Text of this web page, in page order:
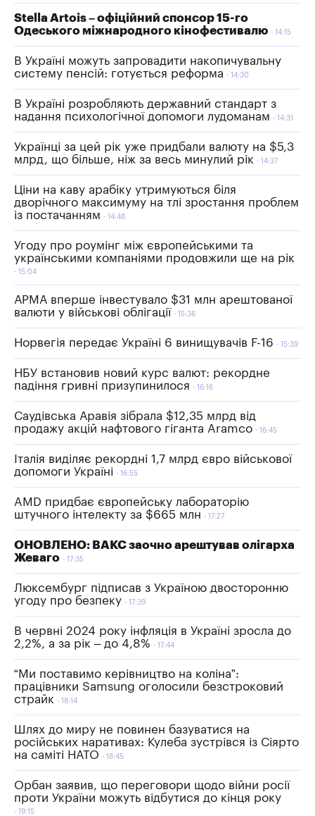
Stella Artois – офіційний спонсор 15-го
Одеського міжнародного кінофестивалю
14:15
В Україні можуть запровадити накопичувальну
систему пенсій: готується реформа
14:30
В Україні розробляють державний стандарт з
надання психологічної допомоги лудоманам
14:31
Українці за цей рік уже придбали валюту на $5,3
млрд, що більше, ніж за весь минулий рік
14:37
Ціни на каву арабіку утримуються біля
дворічного максимуму на тлі зростання проблем
із постачанням
14:48
Угоду про роумінг між європейськими та
українськими компаніями продовжили ще на рік
15:04
АРМА вперше інвестувало $31 млн арештованої
валюти у військові облігації
15:36
Норвегія передає Україні 6 винищувачів F-16 15:39
НБУ встановив новий курс валют: рекордне
падіння гривні призупинилося
16:16
Саудівська Аравія зібрала $12,35 млрд від
продажу акцій нафтового гіганта Aramco
16:45
Італія виділяє рекордні 1,7 млрд євро військової
допомоги Україні
16:55
AMD придбає європейську лабораторію
штучного інтелекту за $665 млн
17:27
ОНОВЛЕНО: ВАКС заочно арештував олігарха
Жеваго
17:35
Люксембург підписав з Україною двосторонню
угоду про безпеку
17:39
В червні 2024 року інфляція в Україні зросла до
2,2%, а за рік – до 4,8%
17:44
“Ми поставимо керівництво на коліна”:
працівники Samsung оголосили безстроковий
страйк
18:14
Шлях до миру не повинен базуватися на
російських наративах: Кулеба зустрівся із Сіярто
на саміті НАТО
18:45
Орбан заявив, що переговори щодо війни росії
проти України можуть відбутися до кінця року
19:15